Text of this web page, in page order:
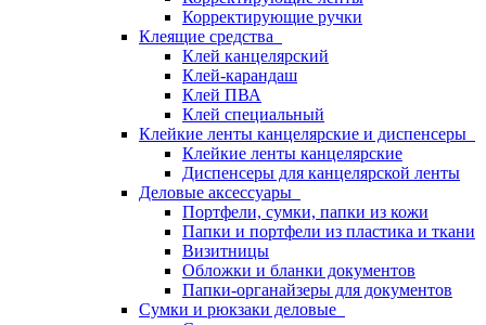
Корректирующие ручки
Клеящие средства
Клей канцелярский
Клей-карандаш
Клей ПВА
Клей специальный
Клейкие ленты канцелярские и диспенсеры
Клейкие ленты канцелярские
Диспенсеры для канцелярской ленты
Деловые аксессуары
Портфели, сумки, папки из кожи
Папки и портфели из пластика и ткани
Визитницы
Обложки и бланки документов
Папки-органайзеры для документов
Сумки и рюкзаки деловые